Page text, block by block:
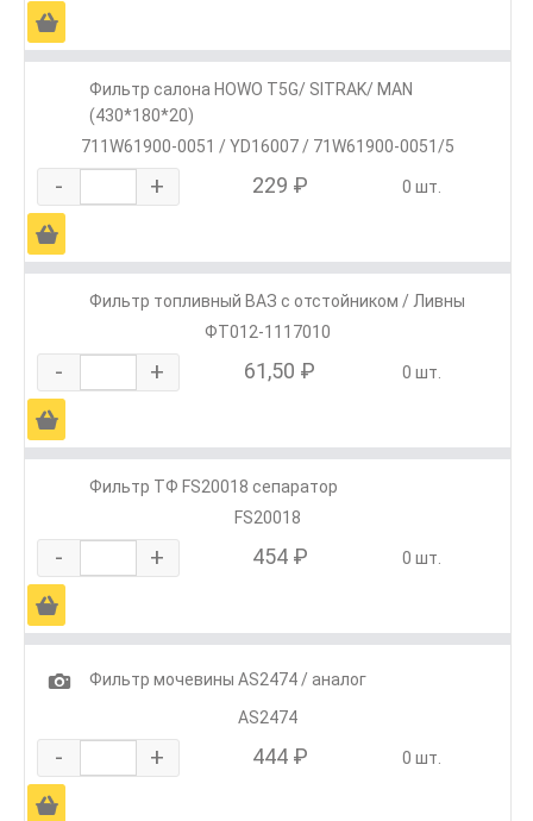
Ä
Фильтр салона HOWO T5G/ SITRAK/ MAN
(430*180*20)
711W61900-0051 / YD16007 / 71W61900-0051/5
- + 229 ₽ 0 шт.
Ä
Фильтр топливный ВАЗ с отстойником / Ливны
ФТ012-1117010
- + 61,50 ₽ 0 шт.
Ä
Фильтр ТФ FS20018 сепаратор
FS20018
- + 454 ₽ 0 шт.
Ä
1
Фильтр мочевины AS2474 / аналог
AS2474
- + 444 ₽ 0 шт.
Ä